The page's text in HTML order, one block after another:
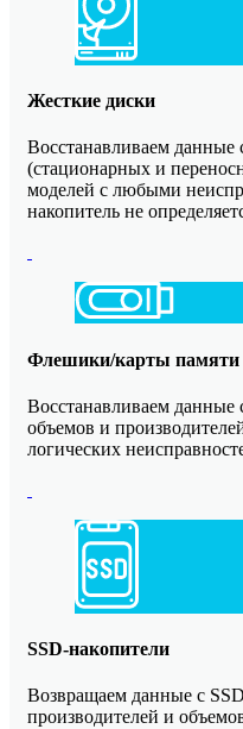
Жесткие диски
Восстанавливаем данные
(стационарных и
моделей с любыми
накопитель не
Флешики/карты памяти
Восстанавливаем
объемов и
логических
SSD-накопители
Возвращаем данные с
производителей и